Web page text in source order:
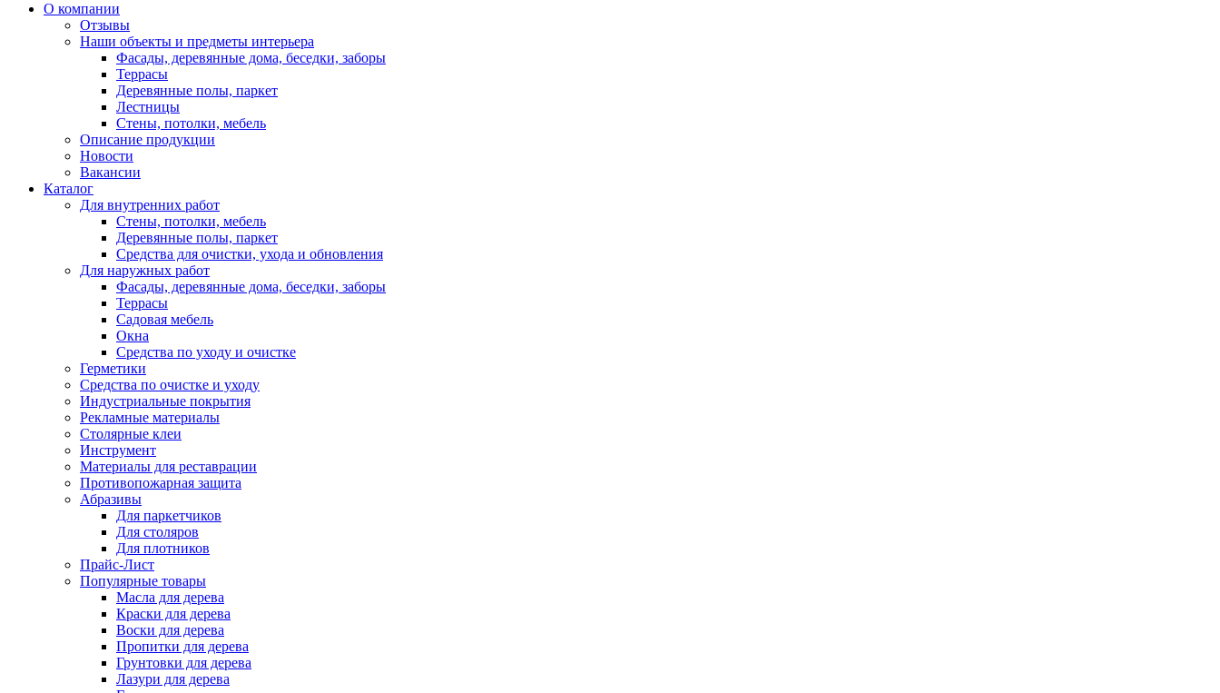
О компании
Отзывы
Наши объекты и предметы интерьера
Фасады, деревянные дома, беседки, заборы
Террасы
Деревянные полы, паркет
Лестницы
Стены, потолки, мебель
Описание продукции
Новости
Вакансии
Каталог
Для внутренних работ
Стены, потолки, мебель
Деревянные полы, паркет
Средства для очистки, ухода и обновления
Для наружных работ
Фасады, деревянные дома, беседки, заборы
Террасы
Садовая мебель
Окна
Средства по уходу и очистке
Герметики
Средства по очистке и уходу
Индустриальные покрытия
Рекламные материалы
Столярные клеи
Инструмент
Материалы для реставрации
Противопожарная защита
Абразивы
Для паркетчиков
Для столяров
Для плотников
Прайс-Лист
Популярные товары
Масла для дерева
Краски для дерева
Воски для дерева
Пропитки для дерева
Грунтовки для дерева
Лазури для дерева